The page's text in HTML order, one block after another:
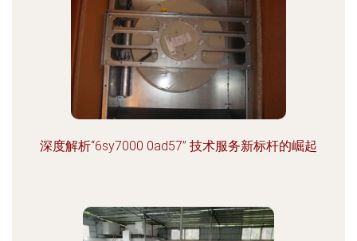
深度解析“6sy7000 0ad57” 技术服务新标杆的崛起